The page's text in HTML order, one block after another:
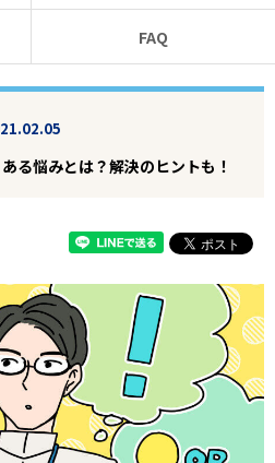
FAQ
る悩みとは？解決のヒントも！